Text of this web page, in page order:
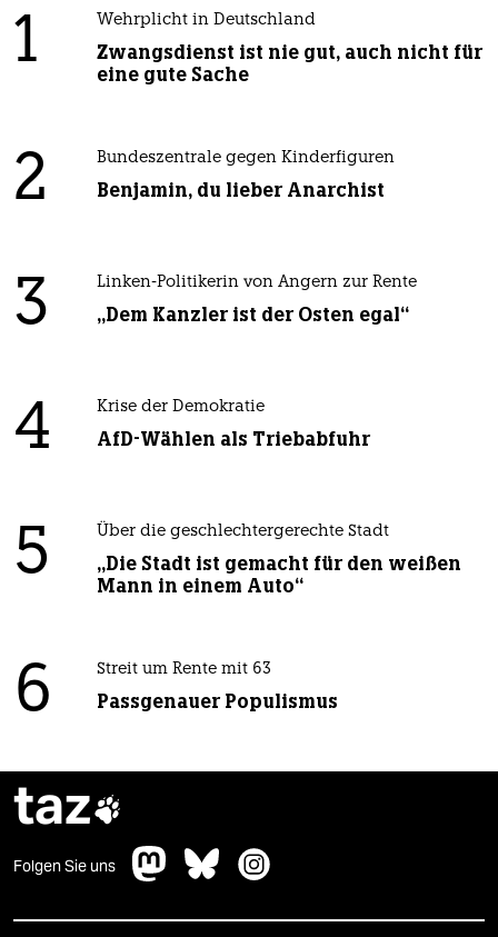
1 Wehrplicht in Deutschland
Zwangsdienst ist nie gut, auch nicht für
eine gute Sache
2 Bundeszentrale gegen Kinderfiguren
Benjamin, du lieber Anarchist
3 Linken-Politikerin von Angern zur Rente
„Dem Kanzler ist der Osten egal“
4 Krise der Demokratie
AfD-Wählen als Triebabfuhr
5 Über die geschlechtergerechte Stadt
„Die Stadt ist gemacht für den weißen
Mann in einem Auto“
6 Streit um Rente mit 63
Passgenauer Populismus
taz
Folgen Sie uns